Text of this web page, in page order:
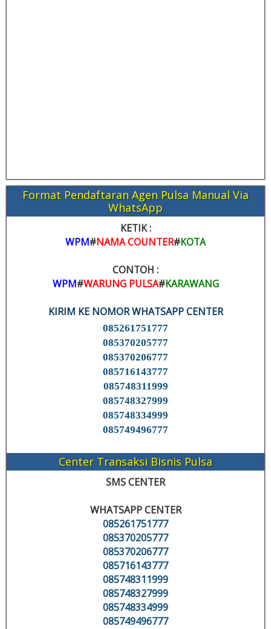
Format Pendaftaran Agen Pulsa Manual Via
WhatsApp
KETIK :
WPM#NAMA COUNTER#KOTA
CONTOH :
WPM#WARUNG PULSA#KARAWANG
KIRIM KE NOMOR WHATSAPP CENTER
085261751777
085370205777
085370206777
085716143777
085748311999
085748327999
085748334999
085749496777
Center Transaksi Bisnis Pulsa
SMS CENTER
WHATSAPP CENTER
085261751777
085370205777
085370206777
085716143777
085748311999
085748327999
085748334999
085749496777